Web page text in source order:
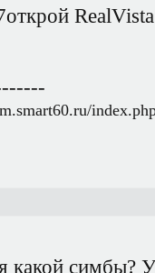
какой